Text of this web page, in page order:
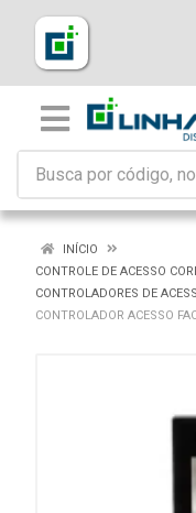
INÍCIO
CONTROLE DE ACESSO
CONTROLADORES DE
CONTROLADOR ACESSO